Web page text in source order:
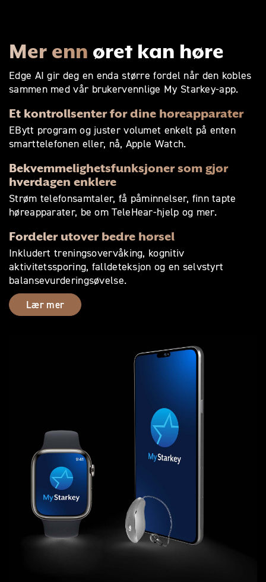
Mer enn øret kan høre
Edge AI gir deg en enda større fordel når den kobles
sammen med vår brukervennlige My Starkey-app.
Et kontrollsenter for dine høreapparater
EBytt program og juster volumet enkelt på enten
smarttelefonen eller, nå, Apple Watch.
Bekvemmelighetsfunksjoner som gjør
hverdagen enklere
Strøm telefonsamtaler, få påminnelser, finn tapte
høreapparater, be om TeleHear-hjelp og mer.
Fordeler utover bedre hørsel
Inkludert treningsovervåking, kognitiv
aktivitetssporing, falldeteksjon og en selvstyrt
balansevurderingsøvelse.
Lær mer